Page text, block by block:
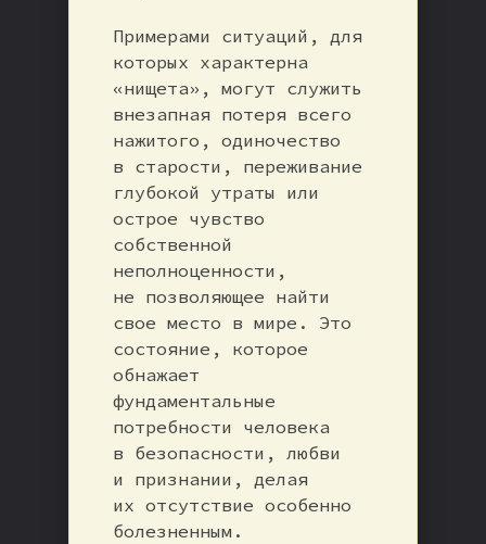
Примерами ситуаций, для
которых характерна
«нищета», могут служить
внезапная потеря всего
нажитого, одиночество
в старости, переживание
глубокой утраты или
острое чувство
собственной
неполноценности,
не позволяющее найти
свое место в мире. Это
состояние, которое
обнажает
фундаментальные
потребности человека
в безопасности, любви
и признании, делая
их отсутствие особенно
болезненным.